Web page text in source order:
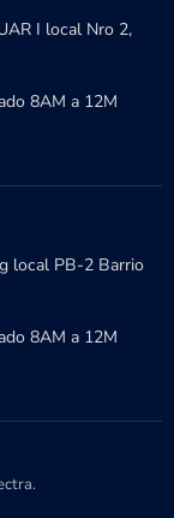
I local Nro 2,
8AM a 12M
local PB-2 Barrio
8AM a 12M